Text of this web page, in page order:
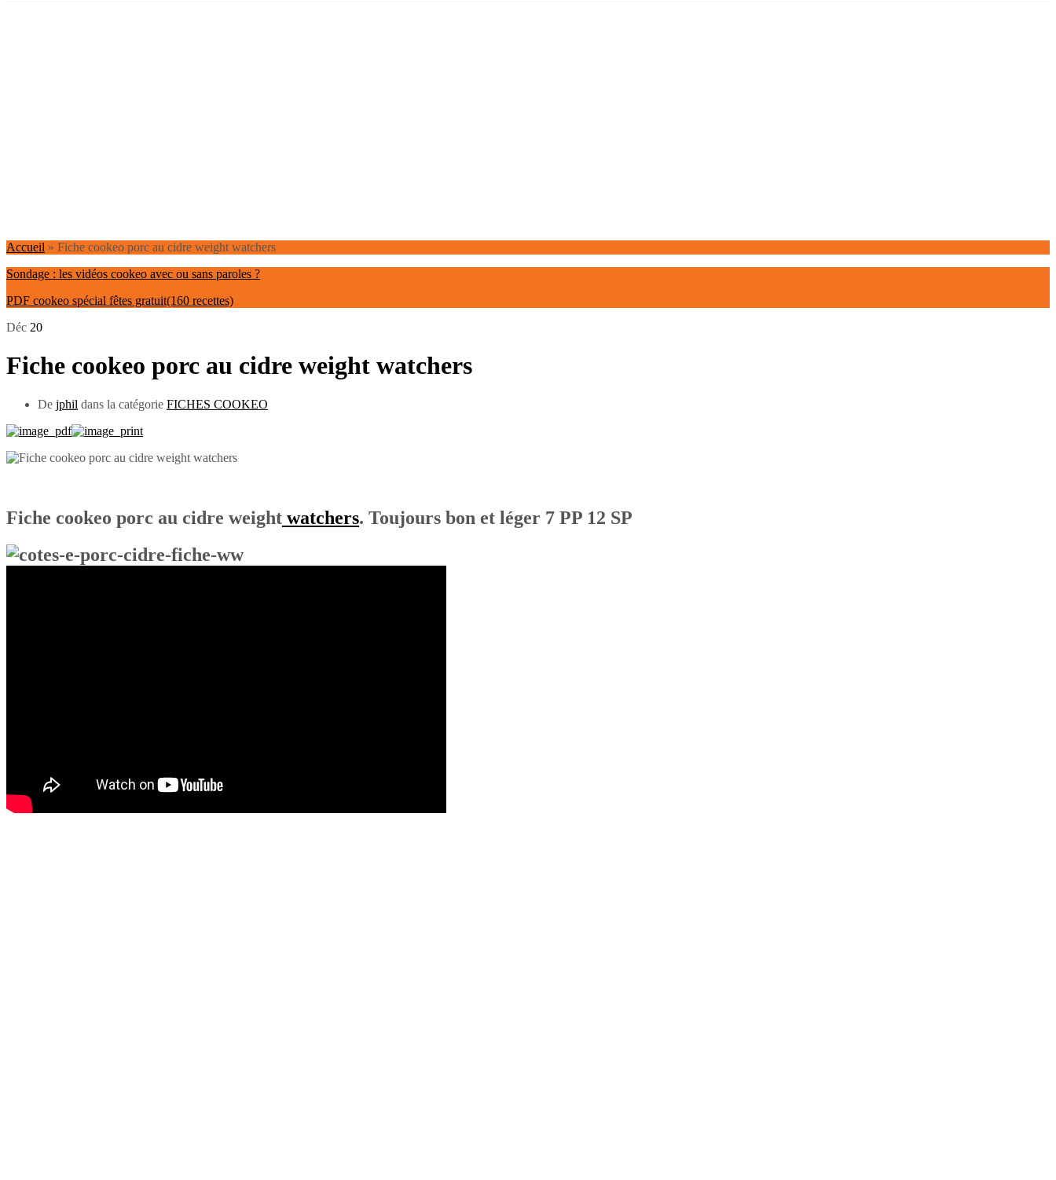
Accueil » Fiche cookeo porc au cidre weight watchers
Sondage : les vidéos cookeo avec ou sans paroles ?
PDF cookeo spécial fêtes gratuit(160 recettes)
Déc 20
Fiche cookeo porc au cidre weight watchers
De jphil dans la catégorie FICHES COOKEO
Fiche cookeo porc au cidre weight watchers. Toujours bon et léger 7 PP 12 SP